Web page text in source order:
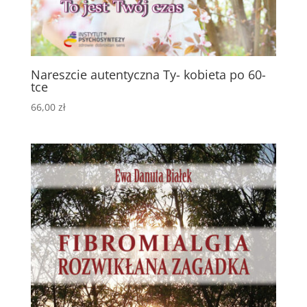
Nareszcie autentyczna Ty- kobieta po 60-
tce
66,00 zł